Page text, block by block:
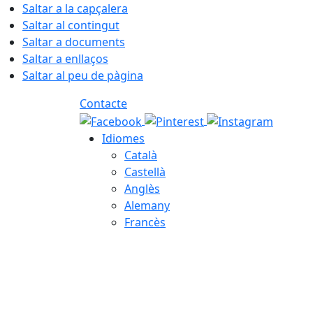
Saltar a la capçalera
Saltar al contingut
Saltar a documents
Saltar a enllaços
Saltar al peu de pàgina
Contacte
Idiomes
Català
Castellà
Anglès
Alemany
Francès